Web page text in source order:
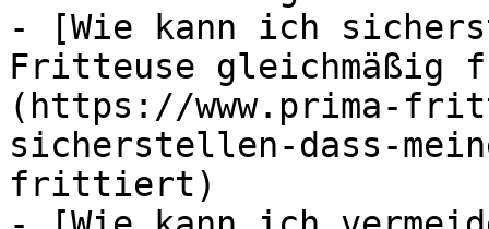
- [Wie kann ich
Fritteuse
(https://www.prima-
sicherstellen-dass-
frittiert)